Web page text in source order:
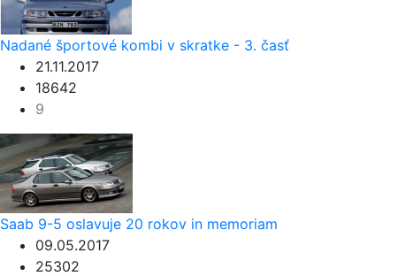
Nadané športové kombi v skratke - 3. časť
21.11.2017
18642
9
Saab 9-5 oslavuje 20 rokov in memoriam
09.05.2017
25302